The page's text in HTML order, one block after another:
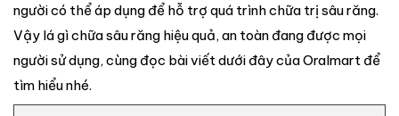
người có thể áp dụng để hỗ trợ quá trình chữa trị sâu răng.
Vậy lá gì chữa sâu răng hiệu quả, an toàn đang được mọi
người sử dụng, cùng đọc bài viết dưới đây của Oralmart để
tìm hiểu nhé.